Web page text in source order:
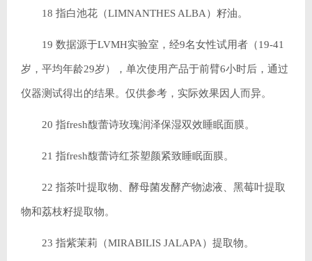
18 指白池花（LIMNANTHES ALBA）籽油。
19 数据源于LVMH实验室，经9名女性试用者（19-41
岁，平均年龄29岁），单次使用产品于前臂6小时后，通过
仪器测试得出的结果。仅供参考，实际效果因人而异。
20 指fresh馥蕾诗玫瑰润泽保湿双效睡眠面膜。
21 指fresh馥蕾诗红茶塑颜紧致睡眠面膜。
22 指茶叶提取物、酵母菌发酵产物滤液、黑莓叶提取
物和荔枝籽提取物。
23 指紫茉莉（MIRABILIS JALAPA）提取物。